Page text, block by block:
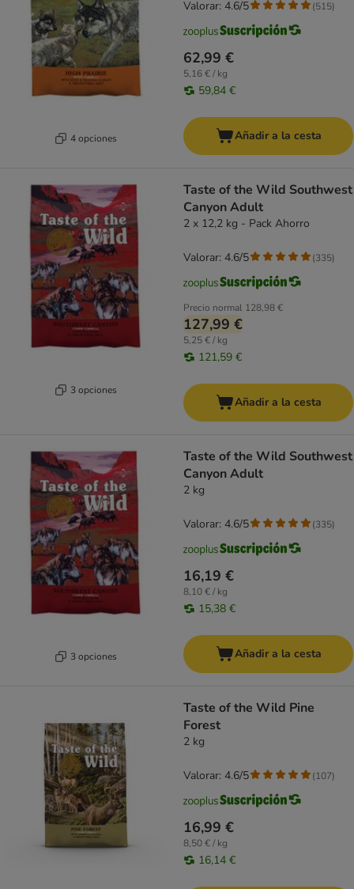
4 opciones
62,99 €
5,16 € / kg
59,84 €
Valorar: 4.6/5 (515)
Añadir a la cesta
3 opciones
Taste of the Wild Southwest
Canyon Adult
2 x 12,2 kg - Pack Ahorro
Precio normal 128,98 €
127,99 €
5,25 € / kg
121,59 €
Valorar: 4.6/5 (335)
Añadir a la cesta
3 opciones
Taste of the Wild Southwest
Canyon Adult
2 kg
16,19 €
8,10 € / kg
15,38 €
Valorar: 4.6/5 (335)
Añadir a la cesta
Taste of the Wild Pine
Forest
2 kg
16,99 €
8,50 € / kg
16,14 €
Valorar: 4.6/5 (107)